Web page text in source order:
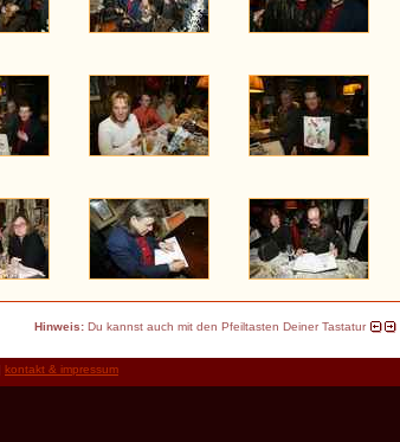
Hinweis:Du kannst auch mit den Pfeiltasten Deiner Tastatur
kontakt & impressum